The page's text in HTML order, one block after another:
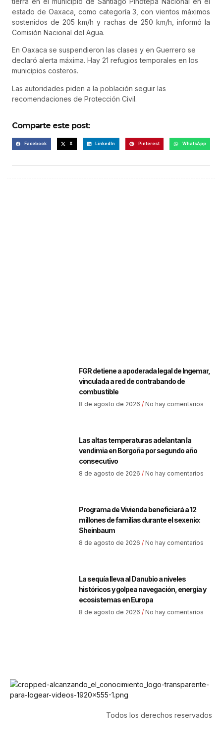
estado de Oaxaca, como categoría 3, con vientos máximos
sostenidos de 205 km/h y rachas de 250 km/h, informó la
Comisión Nacional del Agua.
En Oaxaca se suspendieron las clases y en Guerrero se
declaró alerta máxima. Hay 21 refugios temporales en los
municipios costeros.
Las autoridades piden a la población seguir las
recomendaciones de Protección Civil.
Comparte este post:
Facebook X LinkedIn Pinterest WhatsApp
FGR detiene a apoderada legal de Ingemar,
vinculada a red de contrabando de
combustible
8 de agosto de 2026 No hay comentarios
Las altas temperaturas adelantan la
vendimia en Borgoña por segundo año
consecutivo
8 de agosto de 2026 No hay comentarios
Programa de Vivienda beneficiará a 12
millones de familias durante el sexenio:
Sheinbaum
8 de agosto de 2026 No hay comentarios
La sequía lleva al Danubio a niveles
históricos y golpea navegación, energía y
ecosistemas en Europa
8 de agosto de 2026 No hay comentarios
Todos los derechos reservados